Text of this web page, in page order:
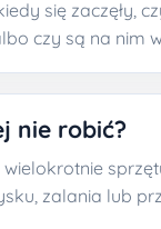
się zaczęły,
czy są na nim
nie robić?
zalania lub